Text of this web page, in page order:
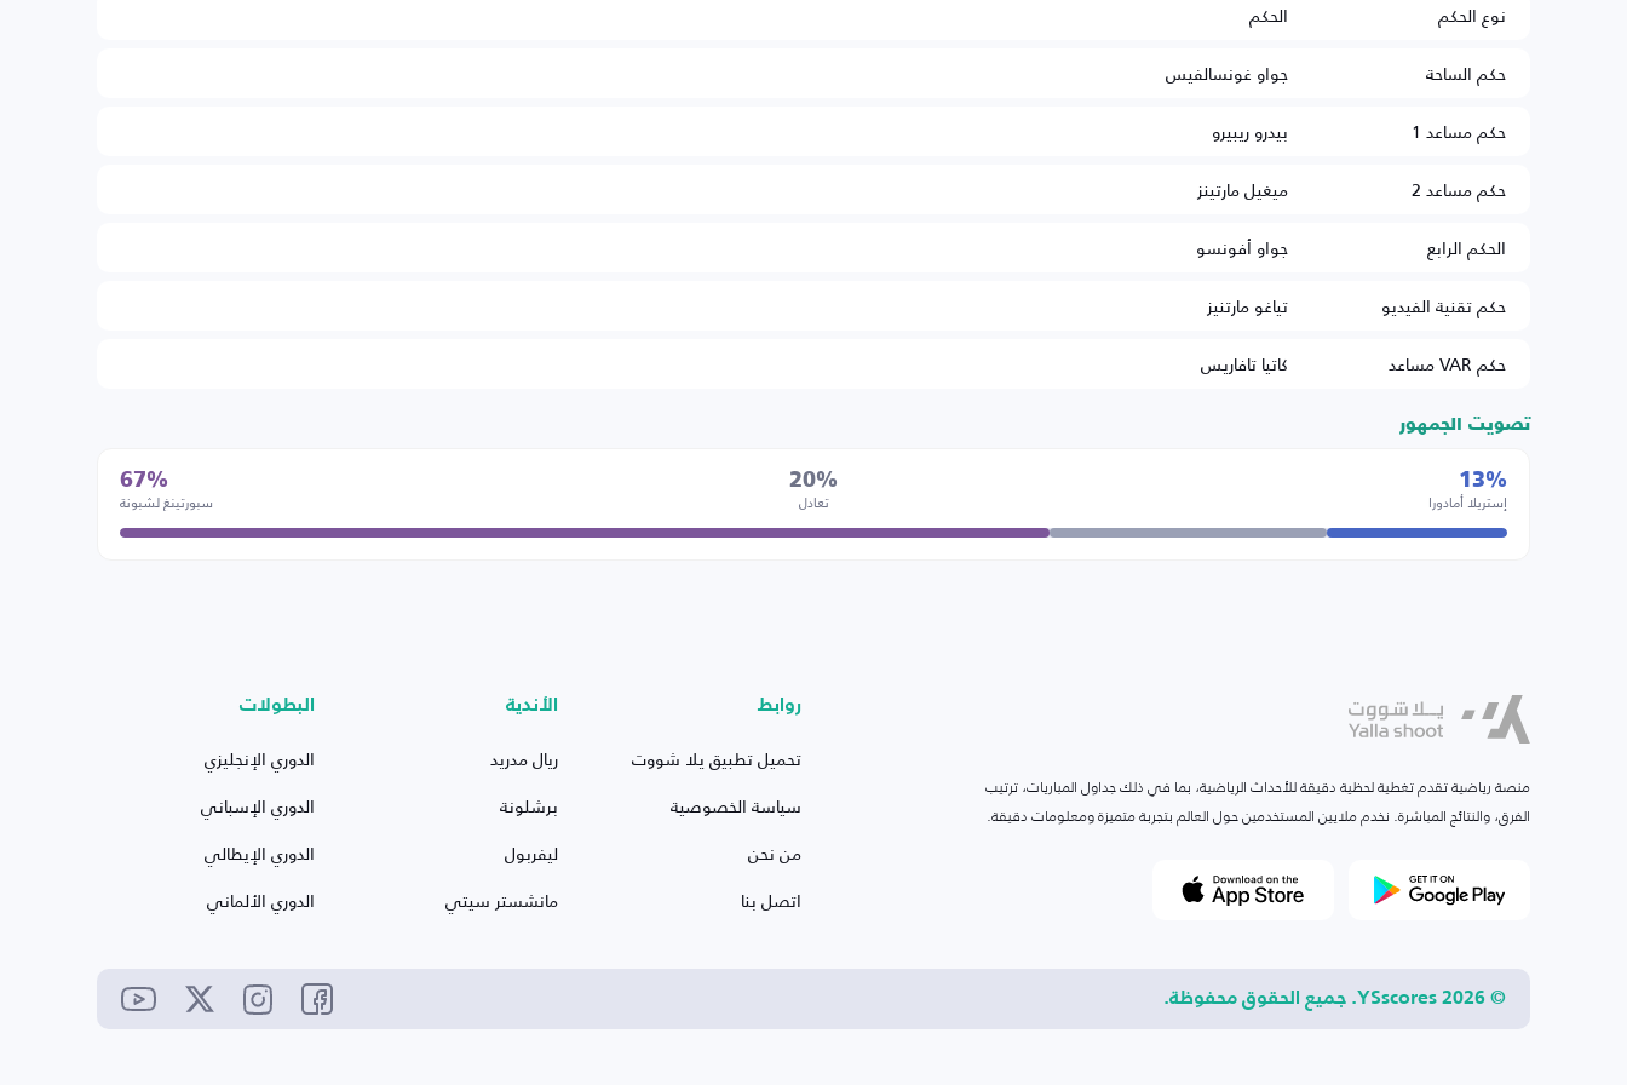
نوع الحكم
الحكم
حكم الساحة
جواو غونسالفيس
حكم مساعد 1
بيدرو ريبيرو
حكم مساعد 2
ميغيل مارتينز
الحكم الرابع
جواو أفونسو
حكم تقنية الفيديو
تياغو مارتنيز
حكم VAR مساعد
كاتيا تافاريس
تصويت الجمهور
13%
إستريلا أمادورا
20%
تعادل
67%
سبورتينغ لشبونة
منصة رياضية تقدم تغطية لحظية دقيقة للأحداث الرياضية، بما في ذلك جداول المباريات، ترتيب
الفرق، والنتائج المباشرة. نخدم ملايين المستخدمين حول العالم بتجربة متميزة ومعلومات دقيقة.
روابط
تحميل تطبيق يلا شووت
سياسة الخصوصية
من نحن
اتصل بنا
الأندية
ريال مدريد
برشلونة
ليفربول
مانشستر سيتي
البطولات
الدوري الإنجليزي
الدوري الإسباني
الدوري الإيطالي
الدوري الألماني
© 2026 YSscores. جميع الحقوق محفوظة.